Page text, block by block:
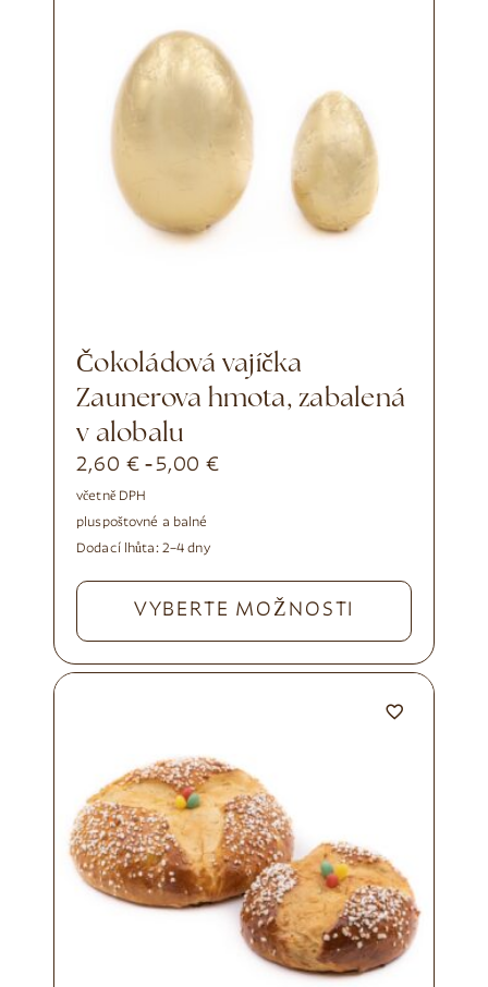
Čokoládová vajíčka
Zaunerova hmota, zabalená
v alobalu
2,60 € -5,00€
včetně DPH
pluspoštovné a balné
Dodací lhůta: 2–4 dny
VYBERTE MOŽNOSTI